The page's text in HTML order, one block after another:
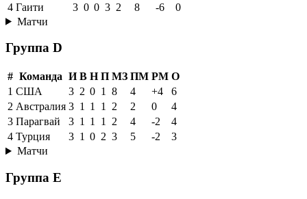
4 Гаити 3 0 0 3 2 8 -6
0
Матчи
Группа D
# Команда И В Н П МЗ ПМ РМ О
1 США 3 2 0 1 8 4 +4
6
2 Австралия 3 1 1 1 2 2 0
4
3 Парагвай 3 1 1 1 2 4 -2
4
4 Турция 3 1 0 2 3 5 -2
3
Матчи
Группа E